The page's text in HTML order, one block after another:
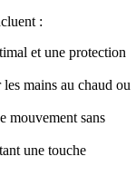
:
et une protection
mains au chaud ou
mouvement sans
une touche